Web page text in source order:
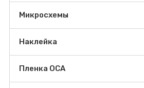
Микросхемы
Наклейка
Пленка OCA